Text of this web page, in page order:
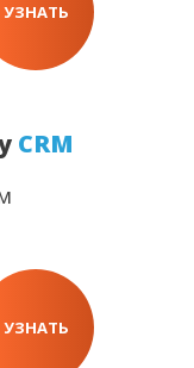
УЗНАТЬ
CRM
УЗНАТЬ